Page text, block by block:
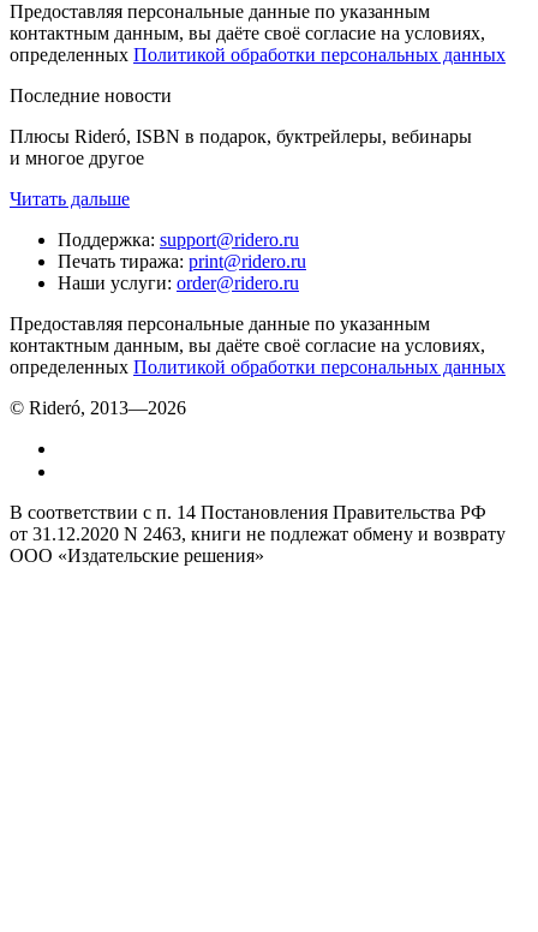
Предоставляя персональные данные по указанным
контактным данным, вы даёте своё согласие на условиях,
определенных Политикой обработки персональных данных
Последние новости
Плюсы Rideró, ISBN в подарок, буктрейлеры, вебинары
и многое другое
Читать дальше
Поддержка: support@ridero.ru
Печать тиража: print@ridero.ru
Наши услуги: order@ridero.ru
Предоставляя персональные данные по указанным
контактным данным, вы даёте своё согласие на условиях,
определенных Политикой обработки персональных данных
© Rideró, 2013—2026
В соответствии с п. 14 Постановления Правительства РФ
от 31.12.2020 N 2463, книги не подлежат обмену и возврату
ООО «Издательские решения»